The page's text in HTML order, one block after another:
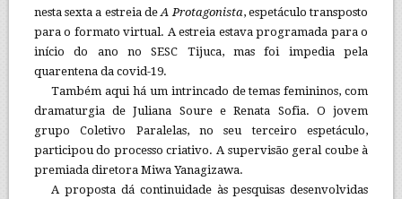
nesta sexta a estreia deA Protagonista, espetáculo transposto
para o formato virtual. A estreia estava programada para o
início do ano no SESC Tijuca, mas foi impedia pela
quarentena da covid-19.
Também aqui há um intrincado de temas femininos, com
dramaturgia de Juliana Soure e Renata Sofia. O jovem
grupo Coletivo Paralelas, no seu terceiro espetáculo,
participou do processo criativo. A supervisão geral coube à
premiada diretora Miwa Yanagizawa.
A proposta dá continuidade às pesquisas desenvolvidas